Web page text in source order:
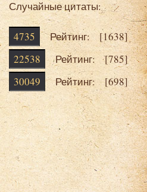
Случайные цитаты:
4735 Рейтинг: [1638]
22538
Рейтинг: [785]
30049
Рейтинг: [698]